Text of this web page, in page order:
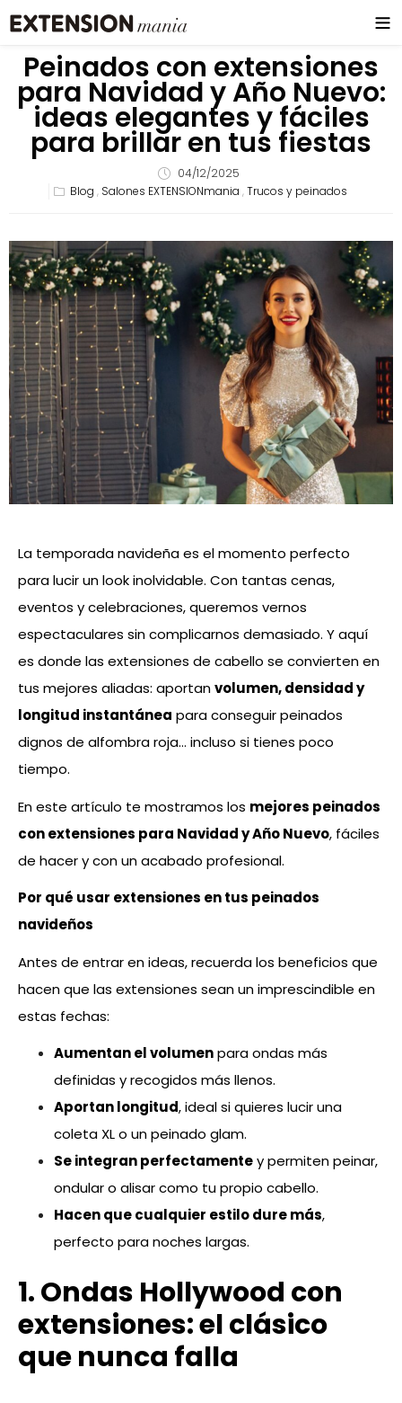
Peinados con extensiones
para Navidad y Año Nuevo:
ideas elegantes y fáciles
para brillar en tus fiestas
04/12/2025
Blog , Salones EXTENSIONmania , Trucos y peinados
La temporada navideña es el momento perfecto
para lucir un look inolvidable. Con tantas cenas,
eventos y celebraciones, queremos vernos
espectaculares sin complicarnos demasiado. Y aquí
es donde las extensiones de cabello se convierten en
tus mejores aliadas: aportanvolumen, densidad y
longitud instantánea para conseguir peinados
dignos de alfombra roja… incluso si tienes poco
tiempo.
En este artículo te mostramos los mejores peinados
con extensiones para Navidad y Año Nuevo, fáciles
de hacer y con un acabado profesional.
Por qué usar extensiones en tus peinados
navideños
Antes de entrar en ideas, recuerda los beneficios que
hacen que las extensiones sean un imprescindible en
estas fechas:
Aumentan el volumenpara ondas más
definidas y recogidos más llenos.
Aportan longitud, ideal si quieres lucir una
coleta XL o un peinado glam.
Se integran perfectamentey permiten peinar,
ondular o alisar como tu propio cabello.
Hacen que cualquier estilo dure más,
perfecto para noches largas.
1. Ondas Hollywood con
extensiones: el clásico
que nunca falla